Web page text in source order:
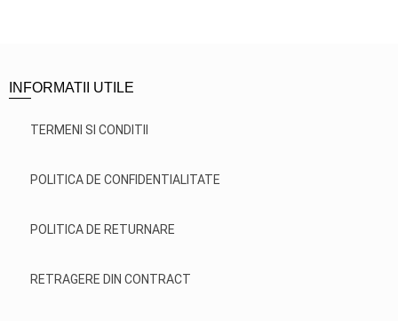
INFORMATII UTILE
TERMENI SI CONDITII
POLITICA DE CONFIDENTIALITATE
POLITICA DE RETURNARE
RETRAGERE DIN CONTRACT